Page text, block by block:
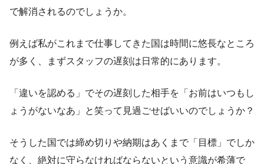
で解消されるのでしょうか。
例えば私がこれまで仕事してきた国は時間に悠長なところ
が多く、まずスタッフの遅刻は日常的にあります。
「違いを認める」でその遅刻した相手を「お前はいつもし
ょうがないなあ」と笑って見過ごせばいいのでしょうか？
そうした国では締め切りや納期はあくまで「目標」でしか
なく、絶対に守らなければならないという意識が希薄で